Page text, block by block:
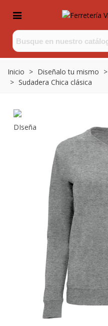
Inicio > Diseñalo tu mismo >
> Sudadera Chica clásica